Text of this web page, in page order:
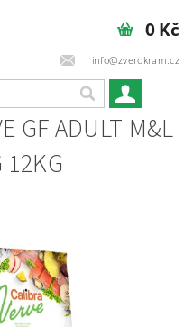
info@zverokram.cz
0 Kč
GF ADULT M&L
12KG